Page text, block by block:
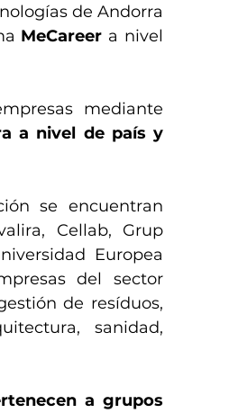
de Andorra
MeCareer a nivel
mediante
a nivel de país y
se encuentran
Cellab, Grup
Europea
del sector
de resíduos,
sanidad,
a grupos